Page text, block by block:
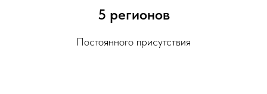
5 регионов
Постоянного присутствия